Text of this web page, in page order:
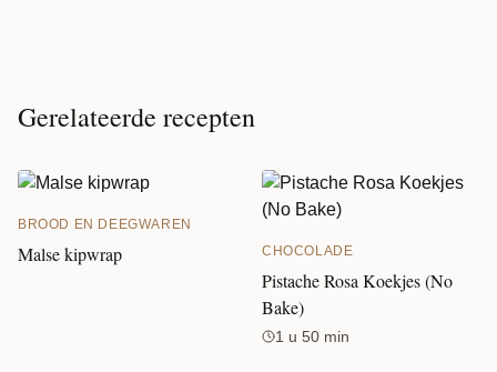
Gerelateerde recepten
BROOD EN DEEGWAREN
Malse kipwrap CHOCOLADE
Pistache Rosa Koekjes (No
Bake)
1 u 50 min